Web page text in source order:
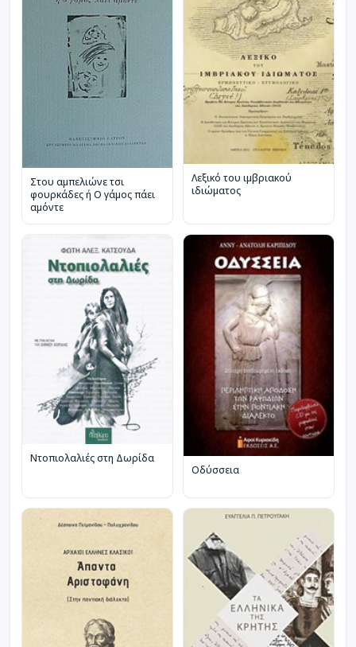
Στου αμπελιώνε τσι
φουρκάδες ή Ο γάμος πάει
αμόντε
Λεξικό του ιμβριακού
ιδιώματος
Ντοπιολαλιές στη Δωρίδα
Οδύσσεια